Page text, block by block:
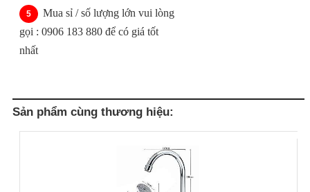
Mua sỉ / số lượng lớn vui lòng
gọi : 0906 183 880 để có giá tốt
nhất
Sản phẩm cùng thương hiệu: